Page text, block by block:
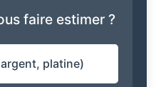
faire estimer ?
platine)